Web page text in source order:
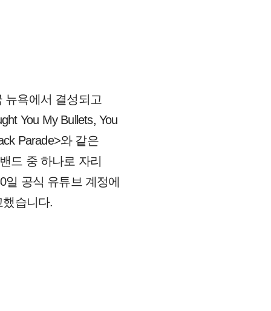
뉴욕에서 결성되고
You My Bullets, You
Parade>와 같은
드 중 하나로 자리
일 공식 유튜브 계정에
습니다.